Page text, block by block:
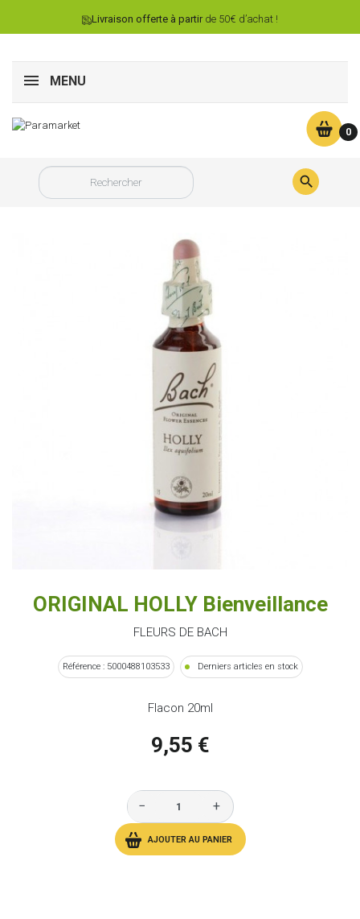
Livraison offerte à partirde 50€ d’achat !
MENU
0

ORIGINAL HOLLY Bienveillance
FLEURS DE BACH
Référence : 5000488103533 Derniers articles en stock
Flacon 20ml
9,55 €
− +
AJOUTER AU PANIER